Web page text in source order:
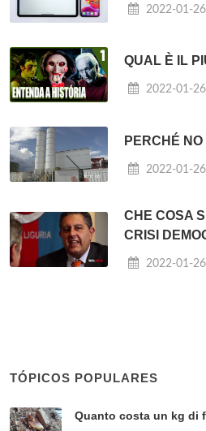
2022-01-26
QUAL È IL
2022-01-26
PERCHÉ
2022-01-26
CHE COSA
CRISI
2022-01-26
TÓPICOS POPULARES
Quanto costa un kg di